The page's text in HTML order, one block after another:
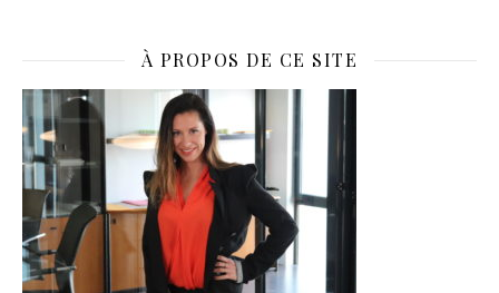
À PROPOS DE CE SITE